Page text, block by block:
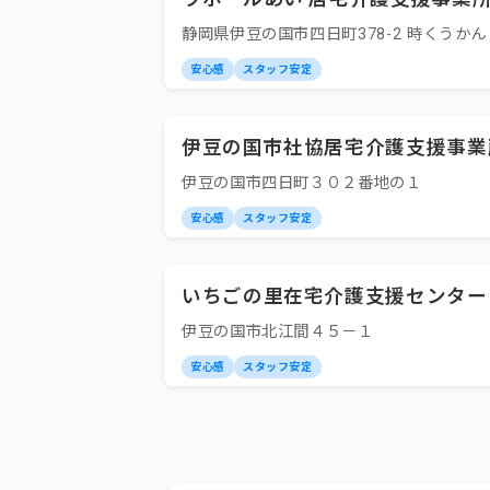
静岡県伊豆の国市四日町378-2 時くうかん
安心感 スタッフ安定
伊豆の国市社協居宅介護支援事業
伊豆の国市四日町３０２番地の１
安心感 スタッフ安定
いちごの里在宅介護支援センター
伊豆の国市北江間４５－１
安心感 スタッフ安定